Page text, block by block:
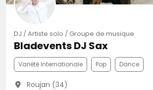
DJ / Artiste solo / Groupe de musique
Bladevents DJ Sax
Variété Internationale Pop Dance
Roujan (34)